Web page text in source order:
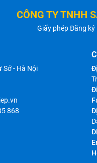
CÔNG TY TNHH
Giấy phép Đăng
Sở - Hà Nội
868